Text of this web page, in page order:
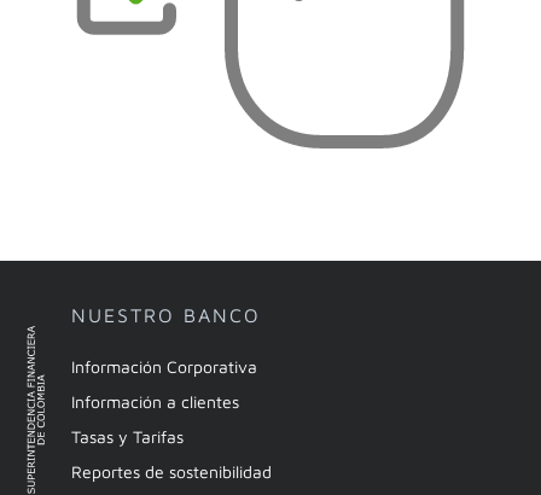
NUESTRO BANCO
Información Corporativa
Información a clientes
Tasas y Tarifas
Reportes de sostenibilidad